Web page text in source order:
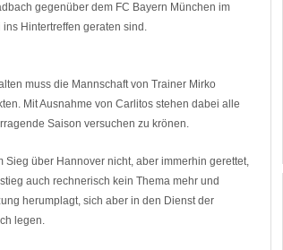
gegenüber dem FC Bayern München im
ins Hintertreffen geraten sind.
muss die Mannschaft von Trainer Mirko
Mit Ausnahme von Carlitos stehen dabei alle
Saison versuchen zu krönen.
über Hannover nicht, aber immerhin gerettet,
auch rechnerisch kein Thema mehr und
herumplagt, sich aber in den Dienst der
legen.